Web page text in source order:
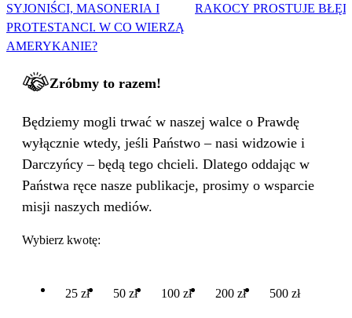
SYJONIŚCI, MASONERIA I
PROTESTANCI. W CO WIERZĄ
AMERYKANIE?
RAKOCY PROSTUJE
Zróbmy to razem!
Będziemy mogli trwać w naszej walce o Prawdę
wyłącznie wtedy, jeśli Państwo – nasi widzowie i
Darczyńcy – będą tego chcieli. Dlatego oddając w
Państwa ręce nasze publikacje, prosimy o wsparcie
misji naszych mediów.
Wybierz kwotę:
25 zł 50 zł 100 zł 200 zł 500 zł